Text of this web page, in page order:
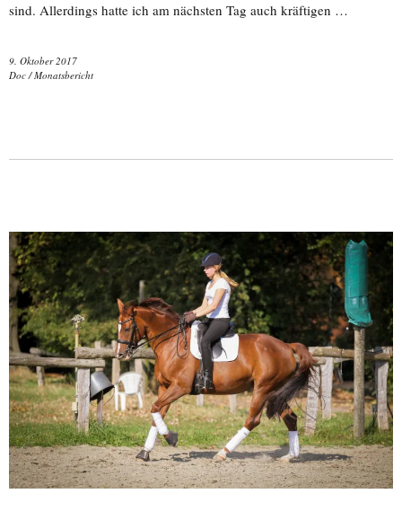
sind. Allerdings hatte ich am nächsten Tag auch kräftigen …
9. Oktober 2017
Doc/Monatsbericht